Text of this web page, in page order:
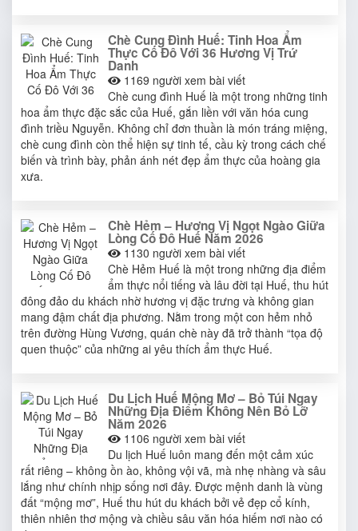
Chè Cung Đình Huế: Tinh Hoa Ẩm
Thực Cố Đô Với 36 Hương Vị Trứ
Danh
1169 người xem bài viết
Chè cung đình Huế là một trong những tinh
hoa ẩm thực đặc sắc của Huế, gắn liền với văn hóa cung
đình triều Nguyễn. Không chỉ đơn thuần là món tráng miệng,
chè cung đình còn thể hiện sự tinh tế, cầu kỳ trong cách chế
biến và trình bày, phản ánh nét đẹp ẩm thực của hoàng gia
xưa.
Chè Hẻm – Hương Vị Ngọt Ngào Giữa
Lòng Cố Đô Huế Năm 2026
1130 người xem bài viết
Chè Hẻm Huế là một trong những địa điểm
ẩm thực nổi tiếng và lâu đời tại Huế, thu hút
đông đảo du khách nhờ hương vị đặc trưng và không gian
mang đậm chất địa phương. Nằm trong một con hẻm nhỏ
trên đường Hùng Vương, quán chè này đã trở thành “tọa độ
quen thuộc” của những ai yêu thích ẩm thực Huế.
Du Lịch Huế Mộng Mơ – Bỏ Túi Ngay
Những Địa Điểm Không Nên Bỏ Lỡ
Năm 2026
1106 người xem bài viết
Du lịch Huế luôn mang đến một cảm xúc
rất riêng – không ồn ào, không vội vã, mà nhẹ nhàng và sâu
lắng như chính nhịp sống nơi đây. Được mệnh danh là vùng
đất “mộng mơ”, Huế thu hút du khách bởi vẻ đẹp cổ kính,
thiên nhiên thơ mộng và chiều sâu văn hóa hiếm nơi nào có